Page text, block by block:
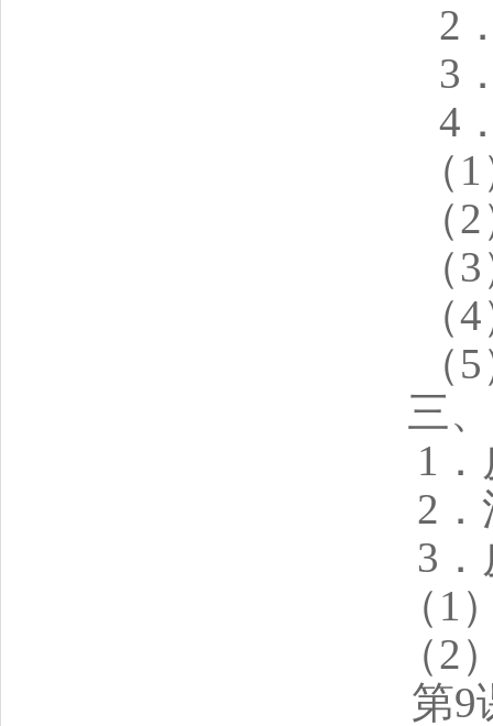
2
3
4
（
（
（
（
（
三
1
2
3
（1
（2
第9